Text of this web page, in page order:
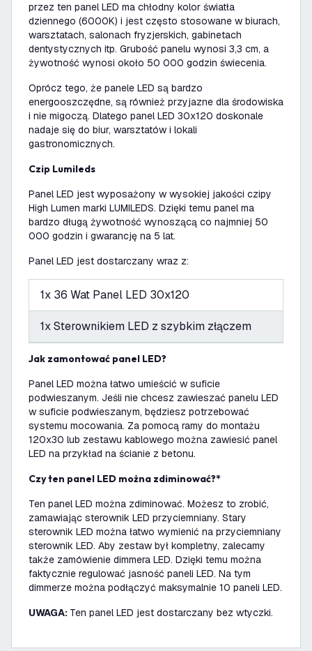
przez ten panel LED ma chłodny kolor światła
dziennego (6000K) i jest często stosowane w biurach,
warsztatach, salonach fryzjerskich, gabinetach
dentystycznych itp. Grubość panelu wynosi 3,3 cm, a
żywotność wynosi około 50 000 godzin świecenia.
Oprócz tego, że panele LED są bardzo
energooszczędne, są również przyjazne dla środowiska
i nie migoczą. Dlatego panel LED 30x120 doskonale
nadaje się do biur, warsztatów i lokali
gastronomicznych.
Czip Lumileds
Panel LED jest wyposażony w wysokiej jakości czipy
High Lumen marki LUMILEDS. Dzięki temu panel ma
bardzo długą żywotność wynoszącą co najmniej 50
000 godzin i gwarancję na 5 lat.
Panel LED jest dostarczany wraz z:
1x 36 Wat Panel LED 30x120
1x Sterownikiem LED z szybkim złączem
Jak zamontować panel LED?
Panel LED można łatwo umieścić w suficie
podwieszanym. Jeśli nie chcesz zawieszać panelu LED
w suficie podwieszanym, będziesz potrzebować
systemu mocowania. Za pomocą ramy do montażu
120x30 lub zestawu kablowego można zawiesić panel
LED na przykład na ścianie z betonu.
Czy ten panel LED można zdiminować?*
Ten panel LED można zdiminować. Możesz to zrobić,
zamawiając sterownik LED przyciemniany. Stary
sterownik LED można łatwo wymienić na przyciemniany
sterownik LED. Aby zestaw był kompletny, zalecamy
także zamówienie dimmera LED. Dzięki temu można
faktycznie regulować jasność paneli LED. Na tym
dimmerze można podłączyć maksymalnie 10 paneli LED.
UWAGA: Ten panel LED jest dostarczany bez wtyczki.